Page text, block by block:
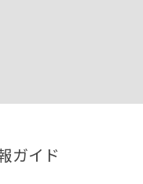
ガイド